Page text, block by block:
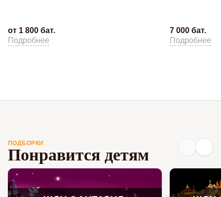
от 1 800 бат.
Подробнее
7 000 бат.
Подробнее
ПОДБОРКИ
Понравится детям